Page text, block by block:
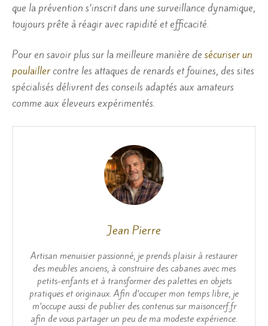
que la prévention s’inscrit dans une surveillance dynamique,
toujours prête à réagir avec rapidité et efficacité.
Pour en savoir plus sur la meilleure manière de sécuriser un
poulaillercontre les attaques de renards et fouines, des sites
spécialisés délivrent des conseils adaptés aux amateurs
comme aux éleveurs expérimentés.
Jean Pierre
Artisan menuisier passionné, je prends plaisir à restaurer
des meubles anciens, à construire des cabanes avec mes
petits-enfants et à transformer des palettes en objets
pratiques et originaux. Afin d’occuper mon temps libre, je
m’occupe aussi de publier des contenus sur maisoncerf.fr
afin de vous partager un peu de ma modeste expérience.